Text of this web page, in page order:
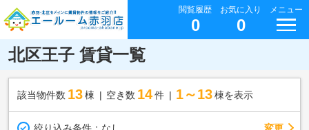
閲覧履歴
0
お気に入り
0
メニュー
北区王子 賃貸一覧
該当物件数 13棟 空き数 14 件 1～13 棟を表示
変更